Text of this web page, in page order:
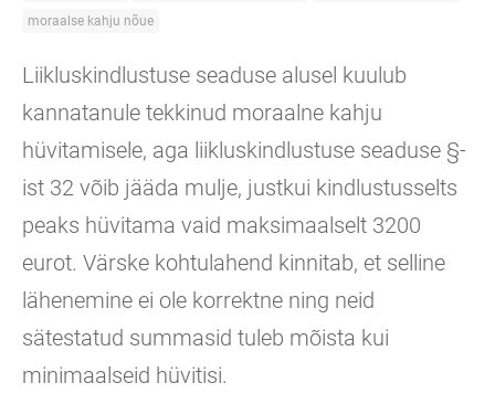
moraalse kahju nõue
Liikluskindlustuse seaduse alusel kuulub
kannatanule tekkinud moraalne kahju
hüvitamisele, aga liikluskindlustuse seaduse §-
ist 32 võib jääda mulje, justkui kindlustusselts
peaks hüvitama vaid maksimaalselt 3200
eurot. Värske kohtulahend kinnitab, et selline
lähenemine ei ole korrektne ning neid
sätestatud summasid tuleb mõista kui
minimaalseid hüvitisi.